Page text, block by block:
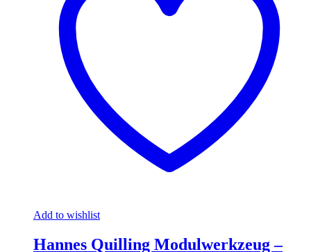
Add to wishlist
Hannes Quilling Modulwerkzeug –